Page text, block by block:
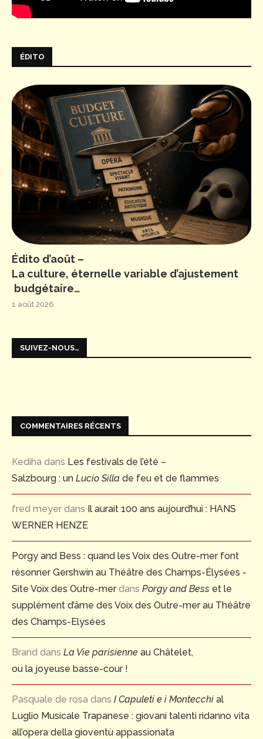
ÉDITO
Édito d’août –
La culture, éternelle variable d’ajustement
budgétaire…
1 août 2026
SUIVEZ-NOUS…
COMMENTAIRES RÉCENTS
Kediha dans Les festivals de l’été –
Salzbourg : un Lucio Silla de feu et de flammes
fred meyer dans Il aurait 100 ans aujourd’hui : HANS
WERNER HENZE
Porgy and Bess : quand les Voix des Outre-mer font
résonner Gershwin au Théâtre des Champs-Élysées -
Site Voix des Outre-merdans Porgy and Bess et le
supplément d’âme des Voix des Outre-mer au Théâtre
des Champs-Elysées
Brand dans La Vie parisienne au Châtelet,
ou la joyeuse basse-cour !
Pasquale de rosa dans I Capuleti e i Montecchi al
Luglio Musicale Trapanese : giovani talenti ridanno vita
all’opera della gioventù appassionata